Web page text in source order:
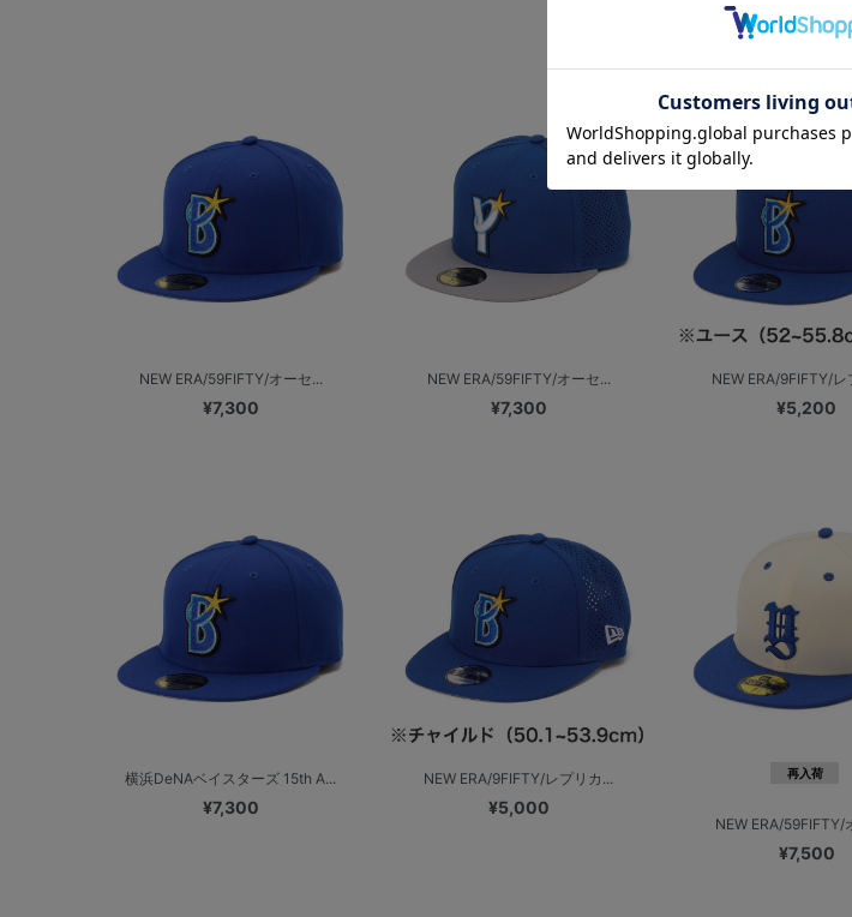
この商品を見た人は、こん
NEW ERA/59FIFTY/オーセ...
¥7,300
NEW ERA/59FIFTY/オーセ...
¥7,300
NEW ERA/9FIFTY/レ
¥5,200
横浜DeNAベイスターズ 15th A...
¥7,300
NEW ERA/9FIFTY/レプリカ...
¥5,000
再入荷
NEW ERA/59FIFTY/
¥7,500